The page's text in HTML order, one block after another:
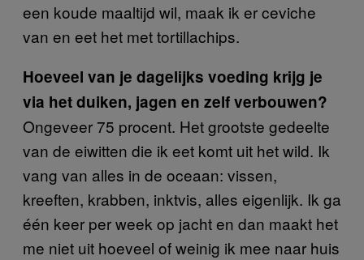
een koude maaltijd wil, maak ik er ceviche
van en eet het met tortillachips.
Hoeveel van je dagelijks voeding krijg je
via het duiken, jagen en zelf verbouwen?
Ongeveer 75 procent. Het grootste gedeelte
van de eiwitten die ik eet komt uit het wild. Ik
vang van alles in de oceaan: vissen,
kreeften, krabben, inktvis, alles eigenlijk. Ik ga
één keer per week op jacht en dan maakt het
me niet uit hoeveel of weinig ik mee naar huis